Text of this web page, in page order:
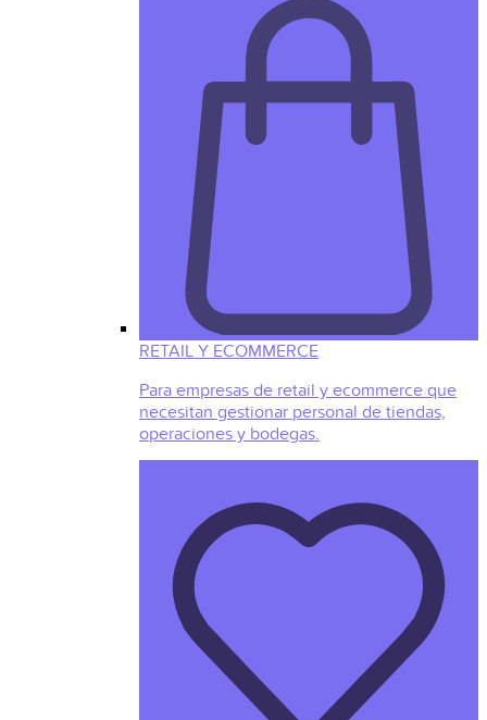
RETAIL Y ECOMMERCE
Para empresas de retail y ecommerce que
necesitan gestionar personal de tiendas,
operaciones y bodegas.